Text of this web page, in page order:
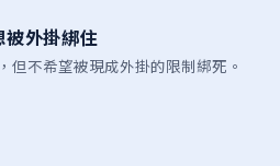
外掛綁住
但不希望被現成外掛的限制綁死。